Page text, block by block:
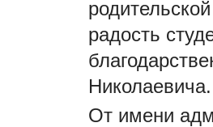
радость
Николаевича.
От имени